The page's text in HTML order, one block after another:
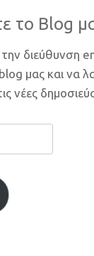
το Blog
διεύθυνση
μας και να
νέες